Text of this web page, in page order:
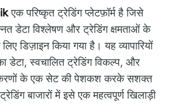
एक परिष्कृत ट्रेडिंग प्लेटफ़ॉर्म है जिसे
डेटा विश्लेषण और ट्रेडिंग क्षमताओं के
डिज़ाइन किया गया है। यह व्यापारियों
डेटा, स्वचालित ट्रेडिंग विकल्प, और
के एक सेट की पेशकश करके सशक्त
ट्रेडिंग बाजारों में इसे एक महत्वपूर्ण खिलाड़ी